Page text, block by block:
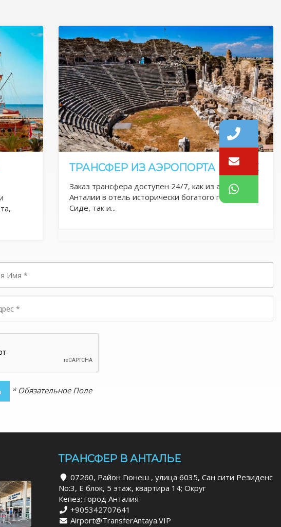
ТРАНСФЕР ИЗ АЭРОПОРТА В СИДЕ
Заказ трансфера доступен 24/7, как из аэропорта
Анталии в отель исторически богатого города
Сиде, так и...
* Обязательное Поле
ТРАНСФЕР В АНТАЛЬЕ
07260, Район Гюнеш , улица 6035, Сан сити Резиденс
No:3, Е блок, 5 этаж, квартира 14; Округ
Кепез; город Анталия
+905342707641
Airport@TransferAntaya.VIP